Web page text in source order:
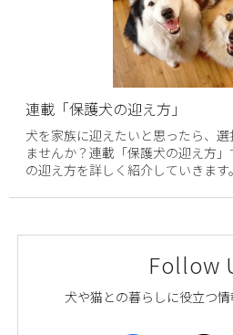
連載「保護犬の迎え方」
犬を家族に迎えたいと思ったら、
ませんか？連載「保護犬の迎え方
の迎え方を詳しく紹介していきます。
Follow
犬や猫との暮らしに役立つ情